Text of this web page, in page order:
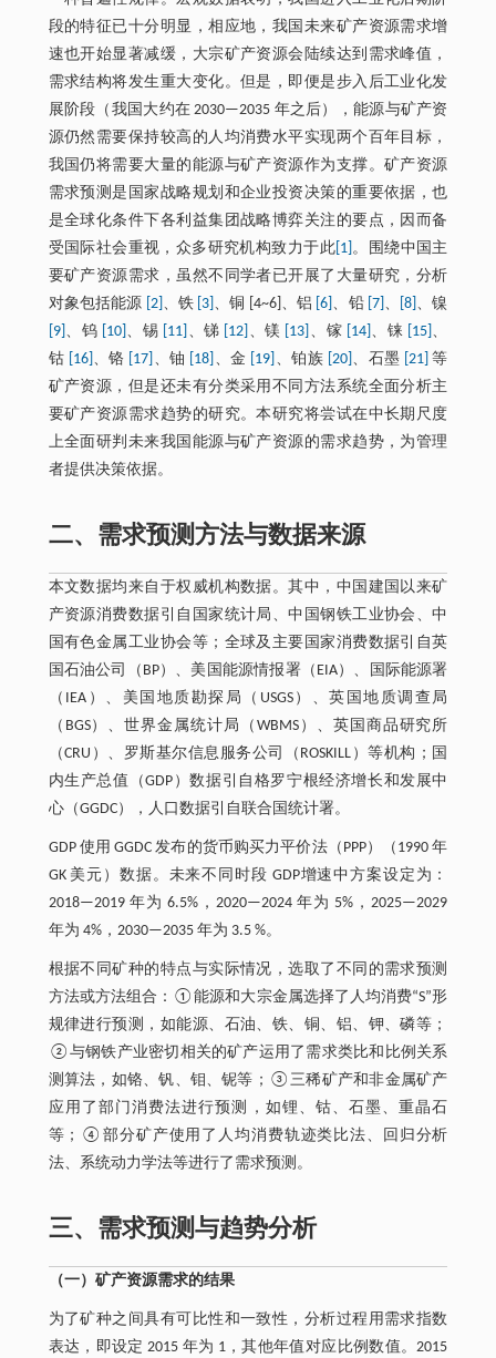
段的特征已十分明显，相应地，我国未来矿产资源需求增
速也开始显著减缓，大宗矿产资源会陆续达到需求峰值，
需求结构将发生重大变化。但是，即便是步入后工业化发
展阶段（我国大约在 2030—2035 年之后），能源与矿产资
源仍然需要保持较高的人均消费水平实现两个百年目标，
我国仍将需要大量的能源与矿产资源作为支撑。矿产资源
需求预测是国家战略规划和企业投资决策的重要依据，也
是全球化条件下各利益集团战略博弈关注的要点，因而备
受国际社会重视，众多研究机构致力于此[1] 。围绕中国主
要矿产资源需求，虽然不同学者已开展了大量研究，分析
对象包括能源 [2] 、铁 [3] 、铜 [4~6]、铝 [6] 、铅 [7] 、 [8] 、镍
[9] 、钨 [10] 、锡 [11] 、锑 [12] 、镁 [13] 、镓 [14] 、铼 [15] 、
钴 [16] 、铬 [17] 、铀 [18] 、金 [19] 、铂族 [20] 、石墨 [21] 等
矿产资源，但是还未有分类采用不同方法系统全面分析主
要矿产资源需求趋势的研究。本研究将尝试在中长期尺度
上全面研判未来我国能源与矿产资源的需求趋势，为管理
者提供决策依据。
二、需求预测方法与数据来源
本文数据均来自于权威机构数据。其中，中国建国以来矿
产资源消费数据引自国家统计局、中国钢铁工业协会、中
国有色金属工业协会等；全球及主要国家消费数据引自英
国石油公司（BP）、美国能源情报署（EIA）、国际能源署
（IEA）、美国地质勘探局（USGS）、英国地质调查局
（BGS）、世界金属统计局（WBMS）、英国商品研究所
（CRU）、罗斯基尔信息服务公司（ROSKILL）等机构；国
内生产总值（GDP）数据引自格罗宁根经济增长和发展中
心（GGDC），人口数据引自联合国统计署。
GDP 使用 GGDC 发布的货币购买力平价法（PPP）（1990 年
GK 美元）数据。未来不同时段 GDP增速中方案设定为：
2018—2019 年为 6.5%，2020—2024 年为 5%，2025—2029
年为 4%，2030—2035 年为 3.5 %。
根据不同矿种的特点与实际情况，选取了不同的需求预测
方法或方法组合：①能源和大宗金属选择了人均消费“S”形
规律进行预测，如能源、石油、铁、铜、铝、钾、磷等；
②与钢铁产业密切相关的矿产运用了需求类比和比例关系
测算法，如铬、钒、钼、铌等；③三稀矿产和非金属矿产
应用了部门消费法进行预测，如锂、钴、石墨、重晶石
等；④部分矿产使用了人均消费轨迹类比法、回归分析
法、系统动力学法等进行了需求预测。
三、需求预测与趋势分析
（一）矿产资源需求的结果
为了矿种之间具有可比性和一致性，分析过程用需求指数
表达，即设定 2015 年为 1，其他年值对应比例数值。2015